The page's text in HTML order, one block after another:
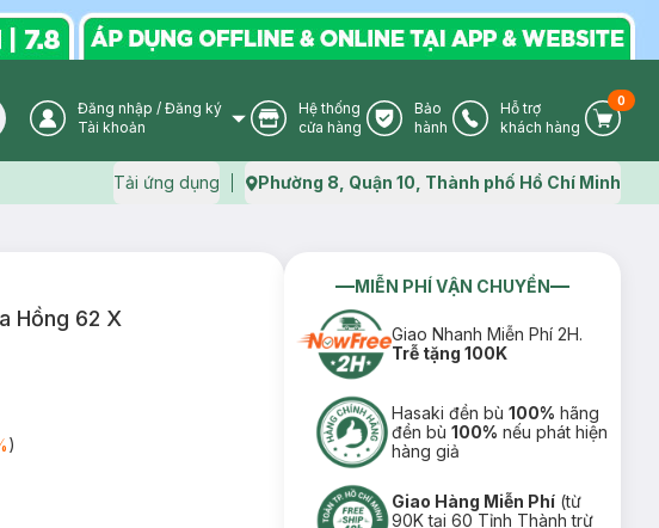
icon User Icon
Đăng nhập / Đăng ký
Tài khoản
Store Icon
Hệ thống
cửa hàng
Warranty Icon
Bảo
hành
Phone Icon
Hỗ trợ
khách hàng
Cart
0
Tải ứng dụng Map icon
Phường 8, Quận 10, Thành phố Hồ Chí Minh
Hồng 62 X
)
MIỄN PHÍ VẬN CHUYỂN
Giao Nhanh Miễn Phí 2H.
Trễ tặng 100K
Hasaki đền bù100% hãng
đền bù100% nếu phát hiện
hàng giả
Giao Hàng Miễn Phí (từ
90K tại 60 Tỉnh Thành trừ